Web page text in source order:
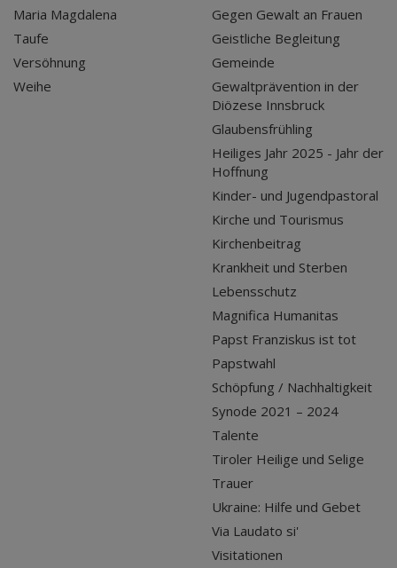
Maria Magdalena
Taufe
Versöhnung
Weihe
Gegen Gewalt an Frauen
Geistliche Begleitung
Gemeinde
Gewaltprävention in der
Diözese Innsbruck
Glaubensfrühling
Heiliges Jahr 2025 - Jahr der
Hoffnung
Kinder- und Jugendpastoral
Kirche und Tourismus
Kirchenbeitrag
Krankheit und Sterben
Lebensschutz
Magnifica Humanitas
Papst Franziskus ist tot
Papstwahl
Schöpfung / Nachhaltigkeit
Synode 2021 – 2024
Talente
Tiroler Heilige und Selige
Trauer
Ukraine: Hilfe und Gebet
Via Laudato si'
Visitationen